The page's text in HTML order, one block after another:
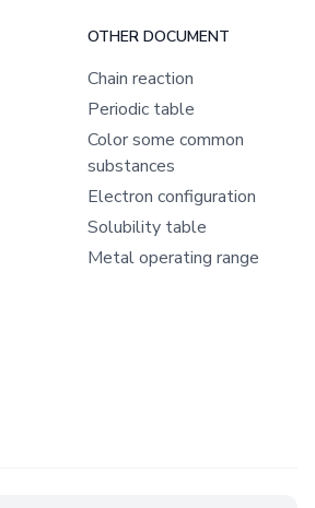
OTHER DOCUMENT
Chain reaction
Periodic table
Color some common
substances
Electron configuration
Solubility table
Metal operating range